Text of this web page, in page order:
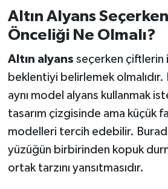
Altın Alyans
Önceliği Ne Olmalı?
Altın alyans seçerken çiftlerin
beklentiyi belirlemek
aynı model alyans kullanmak
tasarım çizgisinde ama küçük
modelleri tercih edebilir.
yüzüğün birbirinden kopuk
ortak tarzını yansıtmasıdır.